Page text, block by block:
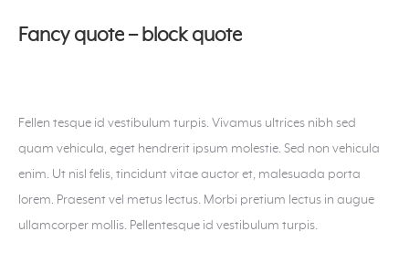
Fancy quote – block quote
Fellen tesque id vestibulum turpis. Vivamus ultrices nibh sed
quam vehicula, eget hendrerit ipsum molestie. Sed non vehicula
enim. Ut nisl felis, tincidunt vitae auctor et, malesuada porta
lorem. Praesent vel metus lectus. Morbi pretium lectus in augue
ullamcorper mollis. Pellentesque id vestibulum turpis.